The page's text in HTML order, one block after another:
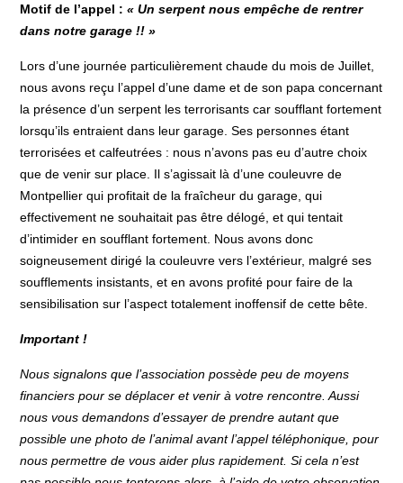
Motif de l’appel : « Un serpent nous empêche de rentrer
dans notre garage !! »
Lors d’une journée particulièrement chaude du mois de Juillet,
nous avons reçu l’appel d’une dame et de son papa concernant
la présence d’un serpent les terrorisants car soufflant fortement
lorsqu’ils entraient dans leur garage. Ses personnes étant
terrorisées et calfeutrées : nous n’avons pas eu d’autre choix
que de venir sur place. Il s’agissait là d’une couleuvre de
Montpellier qui profitait de la fraîcheur du garage, qui
effectivement ne souhaitait pas être délogé, et qui tentait
d’intimider en soufflant fortement. Nous avons donc
soigneusement dirigé la couleuvre vers l’extérieur, malgré ses
soufflements insistants, et en avons profité pour faire de la
sensibilisation sur l’aspect totalement inoffensif de cette bête.
Important !
Nous signalons que l’association possède peu de moyens
financiers pour se déplacer et venir à votre rencontre. Aussi
nous vous demandons d’essayer de prendre autant que
possible une photo de l’animal avant l’appel téléphonique, pour
nous permettre de vous aider plus rapidement. Si cela n’est